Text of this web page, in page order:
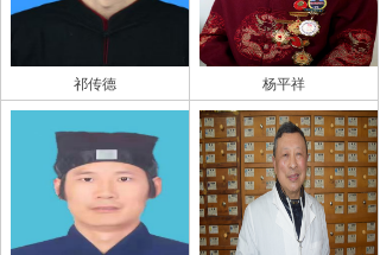
祁传德 杨平祥